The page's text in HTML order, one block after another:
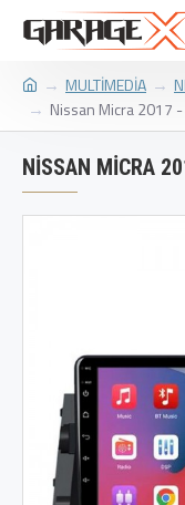
MULTİMEDİA
Nissan Micra 2017
NISSAN MICRA